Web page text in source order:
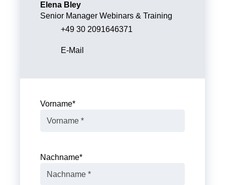
Elena Bley
Senior Manager Webinars & Training
+49 30 2091646371
E-Mail
Vorname*
Nachname*